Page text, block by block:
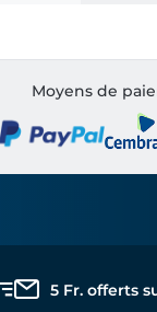
Moyens de
5 Fr. offerts